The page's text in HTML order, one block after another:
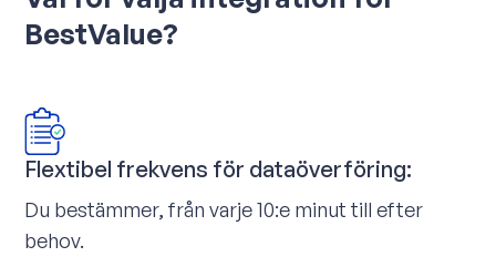
BestValue?
Flextibel frekvens för dataöverföring:
Du bestämmer, från varje 10:e minut till efter
behov.